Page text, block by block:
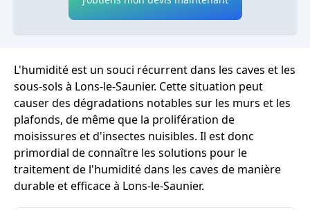
L'humidité est un souci récurrent dans les caves et les
sous-sols à Lons-le-Saunier. Cette situation peut
causer des dégradations notables sur les murs et les
plafonds, de même que la prolifération de
moisissures et d'insectes nuisibles. Il est donc
primordial de connaître les solutions pour le
traitement de l'humidité dans les caves de manière
durable et efficace à Lons-le-Saunier.